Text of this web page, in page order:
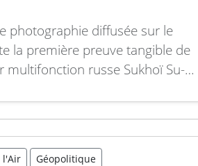
photographie diffusée sur le
la première preuve tangible de
multifonction russe Sukhoï Su-
visible sur la dérive,
l'Air Géopolitique